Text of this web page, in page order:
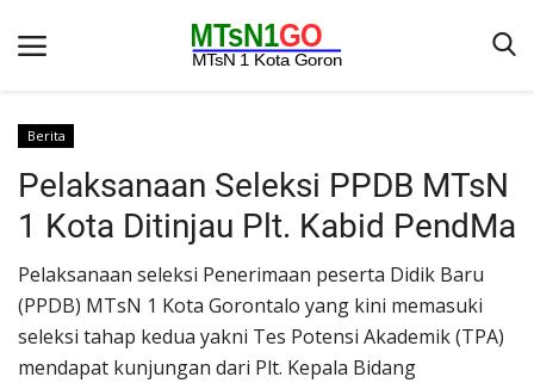
Beranda
Berita
Kontak
Galeri
OPINI
Berita
Pelaksanaan Seleksi PPDB MTsN
1 Kota Ditinjau Plt. Kabid PendMa
Pelaksanaan seleksi Penerimaan peserta Didik Baru
(PPDB) MTsN 1 Kota Gorontalo yang kini memasuki
seleksi tahap kedua yakni Tes Potensi Akademik (TPA)
mendapat kunjungan dari Plt. Kepala Bidang